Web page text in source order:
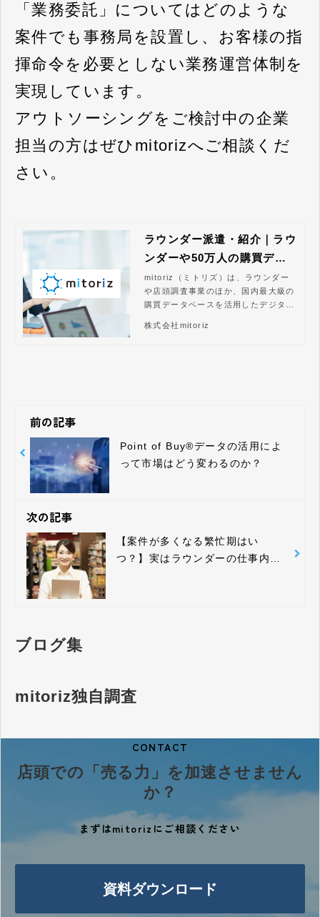
「業務委託」についてはどのような
案件でも事務局を設置し、お客様の指
揮命令を必要としない業務運営体制を
実現しています。
アウトソーシングをご検討中の企業
担当の方はぜひmitorizへご相談くだ
さい。
ラウンダー派遣・紹介｜ラウ
ンダーや50万人の購買デー
タによるマーケティング支援
mitoriz（ミトリズ）は、ラウンダー
や店頭調査事業のほか、国内最大級の
購買データベースを活用したデジタル
国60万人の人材ネットワークで、消費
株式会社mitoriz
前の記事
Point of Buy®データの活用によ
って市場はどう変わるのか？
次の記事
【案件が多くなる繁忙期はい
つ？】実はラウンダーの仕事内容
ブログ集
mitoriz独自調査
CONTACT
店頭での「売る力」を加速させません
か？
まずはmitorizにご相談ください
資料ダウンロード